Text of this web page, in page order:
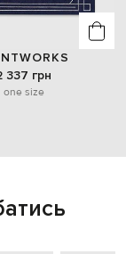
337 грн
one size